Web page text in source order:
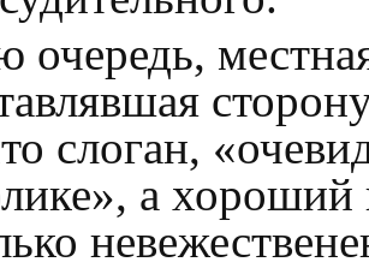
очередь,
слоган,
а